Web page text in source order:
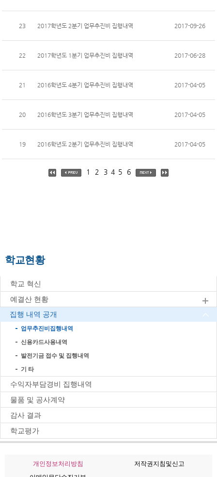
23 2017학년도 2분기 업무추진비 집행내역 2017-09-26
22 2017학년도 1분기 업무추진비 집행내역 2017-06-28
21 2016학년도 4분기 업무추진비 집행내역 2017-04-05
20 2016학년도 3분기 업무추진비 집행내역 2017-04-05
19 2016학년도 2분기 업무추진비 집행내역 2017-04-05
1 2 3 4 5 6
학교현황
학교 혁신
예결산 현황
집행 내역 공개
업무추진비집행내역
신용카드사용내역
발전기금 접수 및 집행내역
기 타
수익자부담경비 집행내역
물품 및 공사계약
감사 결과
학교평가
개인정보처리방침
저작권지침및신고